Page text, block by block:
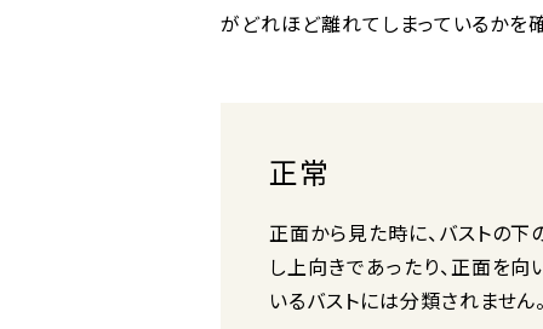
がどれほど離れてしまっているかを
正常
正面から見た時に、バストの
し上向きであったり、正面を向
いるバストには分類されません